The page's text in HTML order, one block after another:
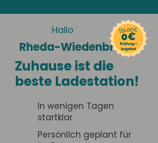
Hallo
Rheda-Wiedenbrück
Zuhause ist die
beste Ladestation!
In wenigen Tagen
startklar
Persönlich geplant für